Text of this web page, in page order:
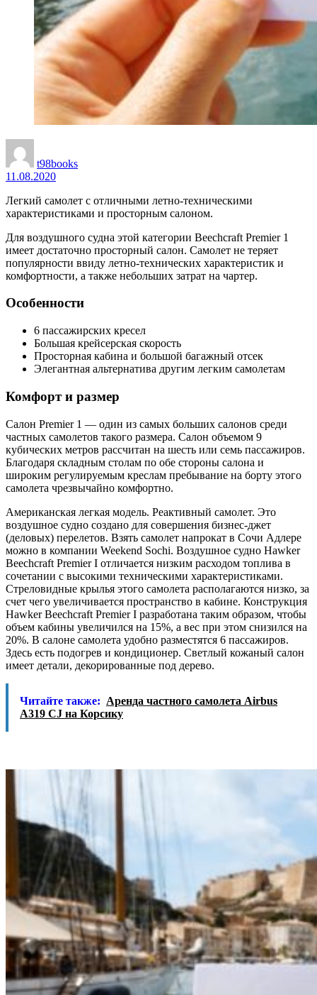
t98books
11.08.2020
Легкий самолет с отличными летно-техническими
характеристиками и просторным салоном.
Для воздушного судна этой категории Beechcraft Premier 1
имеет достаточно просторный салон. Самолет не теряет
популярности ввиду летно-технических характеристик и
комфортности, а также небольших затрат на чартер.
Особенности
6 пассажирских кресел
Большая крейсерская скорость
Просторная кабина и большой багажный отсек
Элегантная альтернатива другим легким самолетам
Комфорт и размер
Салон Premier 1 — один из самых больших салонов среди
частных самолетов такого размера. Салон объемом 9
кубических метров рассчитан на шесть или семь пассажиров.
Благодаря складным столам по обе стороны салона и
широким регулируемым креслам пребывание на борту этого
самолета чрезвычайно комфортно.
Американская легкая модель. Реактивный самолет. Это
воздушное судно создано для совершения бизнес-джет
(деловых) перелетов. Взять самолет напрокат в Сочи Адлере
можно в компании Weekend Sochi. Воздушное судно Hawker
Beechcraft Premier I отличается низким расходом топлива в
сочетании с высокими техническими характеристиками.
Стреловидные крылья этого самолета располагаются низко, за
счет чего увеличивается пространство в кабине. Конструкция
Hawker Beechcraft Premier I разработана таким образом, чтобы
объем кабины увеличился на 15%, а вес при этом снизился на
20%. В салоне самолета удобно разместятся 6 пассажиров.
Здесь есть подогрев и кондиционер. Светлый кожаный салон
имеет детали, декорированные под дерево.
Читайте также: Аренда частного самолета Airbus
A319 CJ на Корсику